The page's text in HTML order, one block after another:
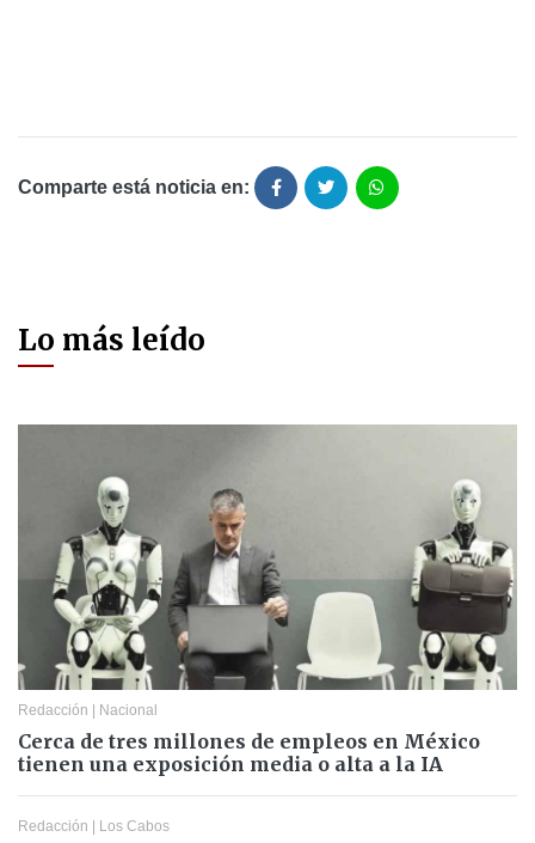
Comparte está noticia en:
Lo más leído
Redacción | Nacional
Cerca de tres millones de empleos en México
tienen una exposición media o alta a la IA
Redacción | Los Cabos